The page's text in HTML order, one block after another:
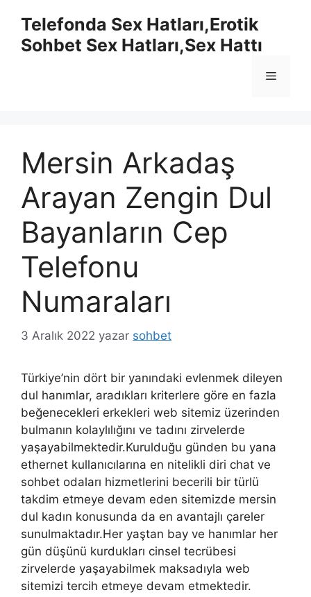
Telefonda Sex Hatları,Erotik
Sohbet Sex Hatları,Sex Hattı
Menü
Mersin Arkadaş
Arayan Zengin Dul
Bayanların Cep
Telefonu
Numaraları
3 Aralık 2022 yazar sohbet
Türkiye’nin dört bir yanındaki evlenmek dileyen
dul hanımlar, aradıkları kriterlere göre en fazla
beğenecekleri erkekleri web sitemiz üzerinden
bulmanın kolaylılığını ve tadını zirvelerde
yaşayabilmektedir.Kurulduğu günden bu yana
ethernet kullanıcılarına en nitelikli diri chat ve
sohbet odaları hizmetlerini becerili bir türlü
takdim etmeye devam eden sitemizde mersin
dul kadın konusunda da en avantajlı çareler
sunulmaktadır.Her yaştan bay ve hanımlar her
gün düşünü kurdukları cinsel tecrübesi
zirvelerde yaşayabilmek maksadıyla web
sitemizi tercih etmeye devam etmektedir.